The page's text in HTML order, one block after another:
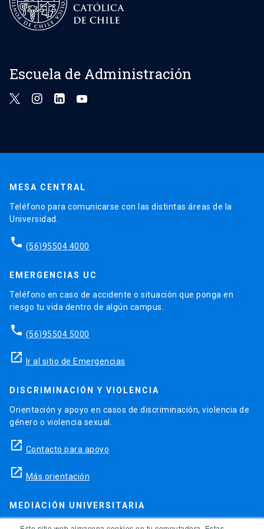
Escuela de Administración
MESA CENTRAL
Teléfono para comunicarse con las distintas áreas de la
Universidad.
phone (56)95504 4000
EMERGENCIAS UC
Teléfono en caso de accidente o situación que ponga en
riesgo tu vida dentro de algún campus.
phone (56)95504 5000
launch Ir al sitio de Emergencias
DISCRIMINACIÓN Y VIOLENCIA
Orientación y apoyo en casos de discriminación, violencia de
género o violencia sexual.
launch Contacto para apoyo
launch Más orientación
MEDIACIÓN UNIVERSITARIA
Teléfonos para orientación y consejo si se ha vulnerado